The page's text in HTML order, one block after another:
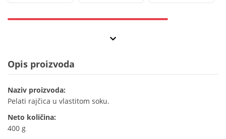
Opis proizvoda
Naziv proizvoda:
Pelati rajčica u vlastitom soku.
Neto količina:
400 g